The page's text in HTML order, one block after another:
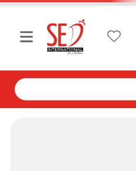
Buscar